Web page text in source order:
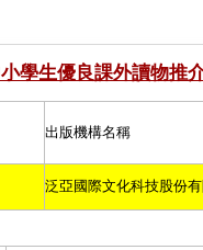
學生優良課外讀物推
出版機構名稱
泛亞國際文化科技股份有